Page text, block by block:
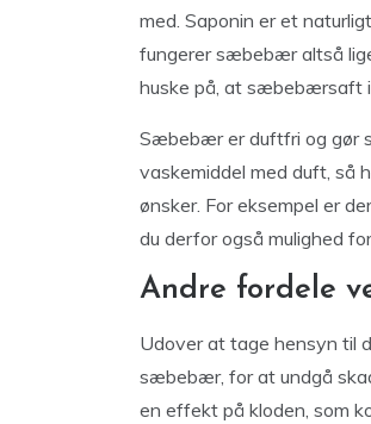
med. Saponin er et
fungerer sæbebær altså
huske på, at sæbebærsaft
Sæbebær er duftfri og gør
vaskemiddel med duft, så
ønsker. For eksempel er
du derfor også mulighed
Andre fordele
Udover at tage hensyn til
sæbebær, for at undgå
en effekt på kloden, som